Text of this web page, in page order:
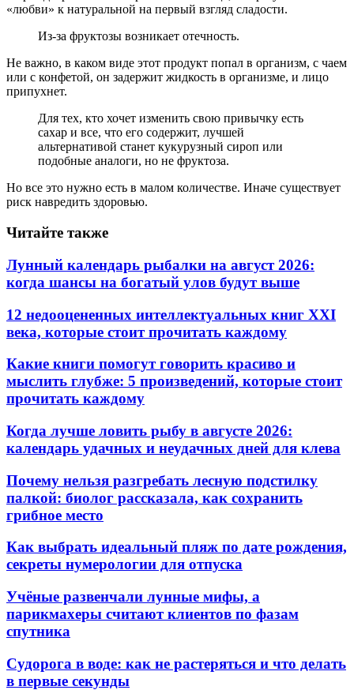
«любви» к натуральной на первый взгляд сладости.
Из-за фруктозы возникает отечность.
Не важно, в каком виде этот продукт попал в организм, с чаем
или с конфетой, он задержит жидкость в организме, и лицо
припухнет.
Для тех, кто хочет изменить свою привычку есть
сахар и все, что его содержит, лучшей
альтернативой станет кукурузный сироп или
подобные аналоги, но не фруктоза.
Но все это нужно есть в малом количестве. Иначе существует
риск навредить здоровью.
Читайте также
Лунный календарь рыбалки на август 2026:
когда шансы на богатый улов будут выше
12 недооцененных интеллектуальных книг XXI
века, которые стоит прочитать каждому
Какие книги помогут говорить красиво и
мыслить глубже: 5 произведений, которые стоит
прочитать каждому
Когда лучше ловить рыбу в августе 2026:
календарь удачных и неудачных дней для клева
Почему нельзя разгребать лесную подстилку
палкой: биолог рассказала, как сохранить
грибное место
Как выбрать идеальный пляж по дате рождения,
секреты нумерологии для отпуска
Учёные развенчали лунные мифы, а
парикмахеры считают клиентов по фазам
спутника
Судорога в воде: как не растеряться и что делать
в первые секунды